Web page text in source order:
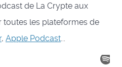
de La Crypte aux
toutes les plateformes de
, Apple Podcast...